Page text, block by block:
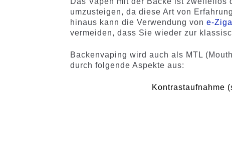
umzusteigen, da diese Art von
hinaus kann die Verwendung vone-
vermeiden, dass Sie wieder zur
Backenvaping wird auch als MTL
durch folgende Aspekte aus:
Kontrastaufnahme